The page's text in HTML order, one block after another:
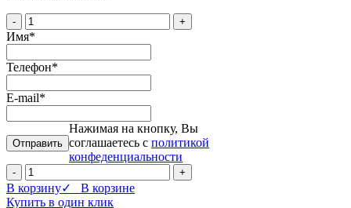
- +
Имя*
Телефон*
E-mail*
Нажимая на кнопку, Вы
соглашаетесь с политикой
конфеденциальности
- +
В корзину✓ В корзине
Купить в один клик